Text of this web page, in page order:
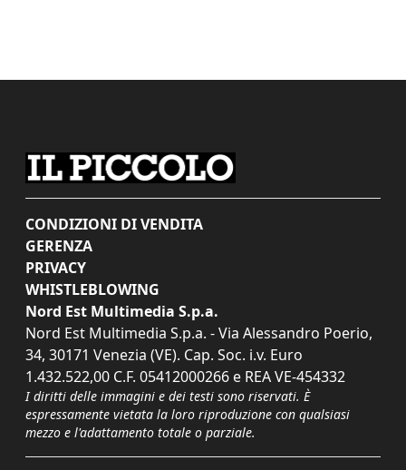
CONDIZIONI DI VENDITA
GERENZA
PRIVACY
WHISTLEBLOWING
Nord Est Multimedia S.p.a.
Nord Est Multimedia S.p.a. - Via Alessandro Poerio,
34, 30171 Venezia (VE). Cap. Soc. i.v. Euro
1.432.522,00 C.F. 05412000266 e REA VE-454332
I diritti delle immagini e dei testi sono riservati. È
espressamente vietata la loro riproduzione con qualsiasi
mezzo e l'adattamento totale o parziale.